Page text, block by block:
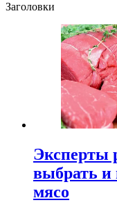
Заголовки
Эксперты
выбрать и
мясо